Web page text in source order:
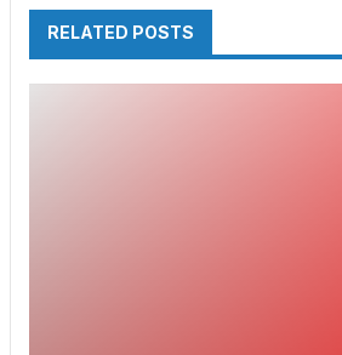
RELATED POSTS